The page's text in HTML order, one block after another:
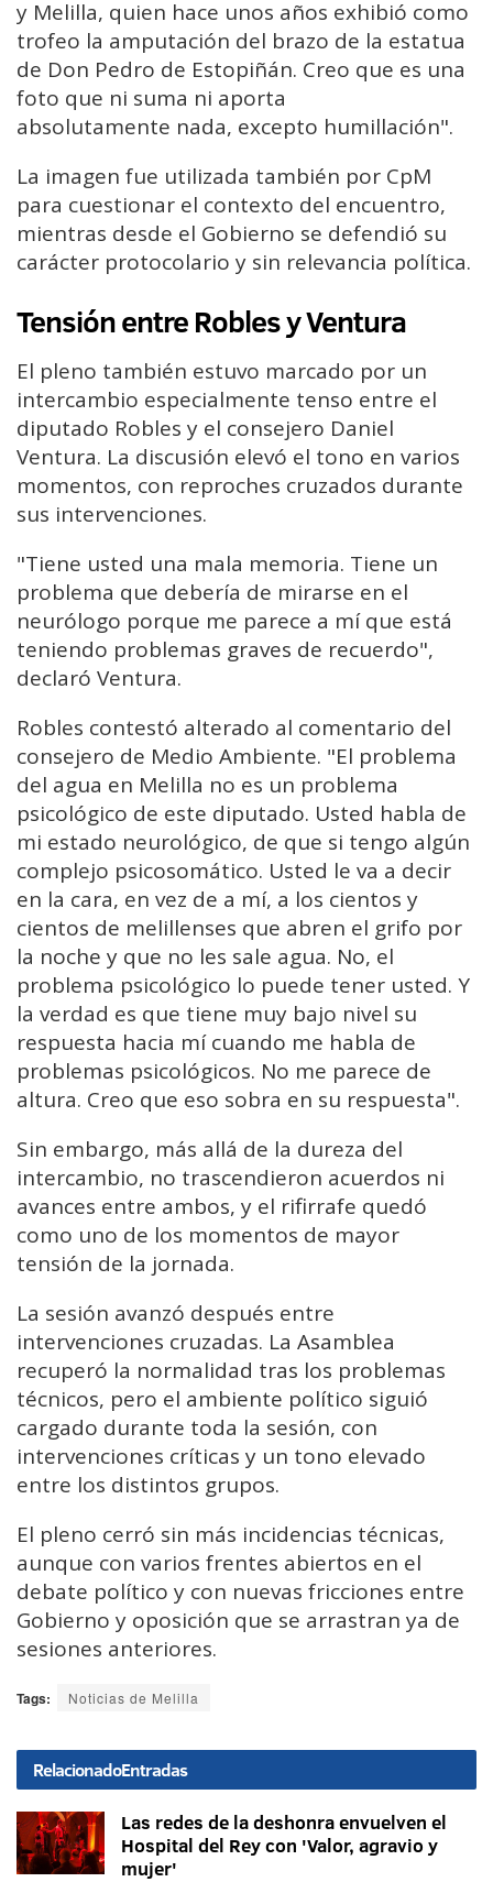
y Melilla, quien hace unos años exhibió como
trofeo la amputación del brazo de la estatua
de Don Pedro de Estopiñán. Creo que es una
foto que ni suma ni aporta
absolutamente nada, excepto humillación".
La imagen fue utilizada también por CpM
para cuestionar el contexto del encuentro,
mientras desde el Gobierno se defendió su
carácter protocolario y sin relevancia política.
Tensión entre Robles y Ventura
El pleno también estuvo marcado por un
intercambio especialmente tenso entre el
diputado Robles y el consejero Daniel
Ventura. La discusión elevó el tono en varios
momentos, con reproches cruzados durante
sus intervenciones.
"Tiene usted una mala memoria. Tiene un
problema que debería de mirarse en el
neurólogo porque me parece a mí que está
teniendo problemas graves de recuerdo",
declaró Ventura.
Robles contestó alterado al comentario del
consejero de Medio Ambiente. "El problema
del agua en Melilla no es un problema
psicológico de este diputado. Usted habla de
mi estado neurológico, de que si tengo algún
complejo psicosomático. Usted le va a decir
en la cara, en vez de a mí, a los cientos y
cientos de melillenses que abren el grifo por
la noche y que no les sale agua. No, el
problema psicológico lo puede tener usted. Y
la verdad es que tiene muy bajo nivel su
respuesta hacia mí cuando me habla de
problemas psicológicos. No me parece de
altura. Creo que eso sobra en su respuesta".
Sin embargo, más allá de la dureza del
intercambio, no trascendieron acuerdos ni
avances entre ambos, y el rifirrafe quedó
como uno de los momentos de mayor
tensión de la jornada.
La sesión avanzó después entre
intervenciones cruzadas. La Asamblea
recuperó la normalidad tras los problemas
técnicos, pero el ambiente político siguió
cargado durante toda la sesión, con
intervenciones críticas y un tono elevado
entre los distintos grupos.
El pleno cerró sin más incidencias técnicas,
aunque con varios frentes abiertos en el
debate político y con nuevas fricciones entre
Gobierno y oposición que se arrastran ya de
sesiones anteriores.
Tags: Noticias de Melilla
RelacionadoEntradas
Las redes de la deshonra envuelven el
Hospital del Rey con 'Valor, agravio y
mujer'